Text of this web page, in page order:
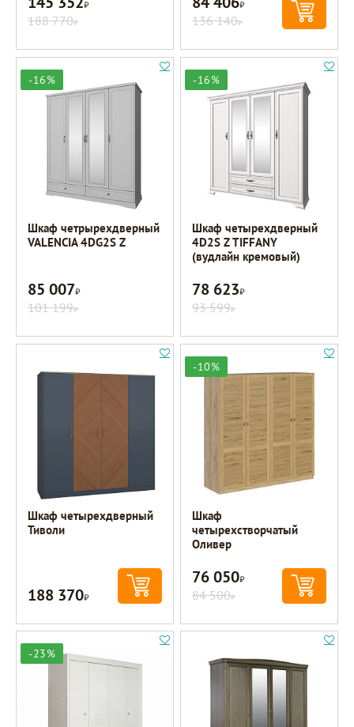
188 770Р 136 140Р
-16%
Шкаф четрырехдверный
VALENCIA 4DG2S Z
85 007Р
101 199Р
-16%
Шкаф четырехдверный
4D2S Z TIFFANY
(вудлайн кремовый)
78 623Р
93 599Р
Шкаф четырехдверный
Тиволи
188 370Р
-10%
Шкаф
четырехстворчатый
Оливер
76 050Р
84 500Р
-23%